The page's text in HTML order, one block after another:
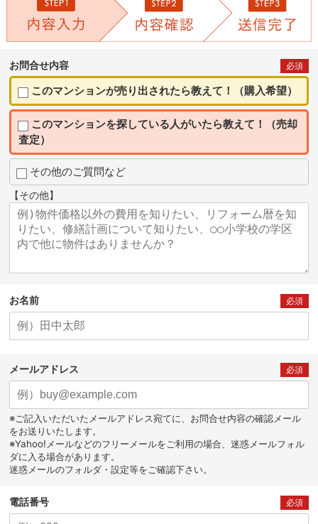
お問合せ内容 必須
このマンションが売り出されたら教えて！（購入希望）
このマンションを探している人がいたら教えて！（売却
査定）
その他のご質問など
【その他】
お名前 必須
メールアドレス 必須
※ご記入いただいたメールアドレス宛てに、お問合せ内容の確認メール
をお送りいたします。
※Yahoo!メールなどのフリーメールをご利用の場合、迷惑メールフォル
ダに入る場合があります。
迷惑メールのフォルダ・設定等をご確認下さい。
電話番号 必須